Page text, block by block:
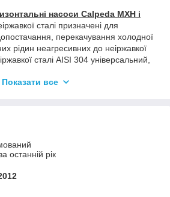
насоси Calpeda MXH і
сталі призначені для
перекачування холодної
рідин неагресивних до неіржавкої
сталі AISI 304 універсальний,
зі стійкої до агресивних рідин
ванни
Показати все
останній рік